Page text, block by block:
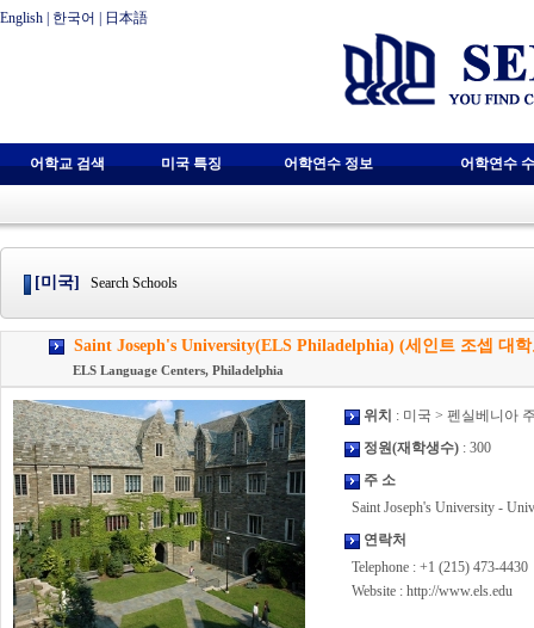
English 한국어 日本語
어학교 검색 미국 특징 어학연수 정보 어학연수
[미국] Search Schools
Saint Joseph's University(ELS Philadelphia) (세인트 조셉 대
ELS Language Centers, Philadelphia
위치 : 미국 > 펜실베니아
정원(재학생수) : 300
주 소
Saint Joseph's University -
연락처
Telephone : +1 (215) 473-4430
Website : http://www.els.edu